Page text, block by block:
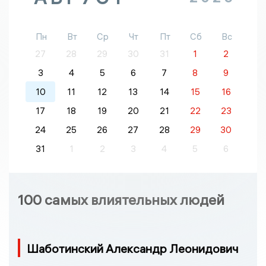
Пн Вт Ср Чт Пт Сб
Вс
27
28 29 30 31 1
2
3
4 5 6 7 8
9
10
11 12 13 14 15
16
17
18 19 20 21 22
23
24
25 26 27 28 29
30
31
1 2 3 4 5 6
100 самых влиятельных людей
Шаботинский Александр Леонидович